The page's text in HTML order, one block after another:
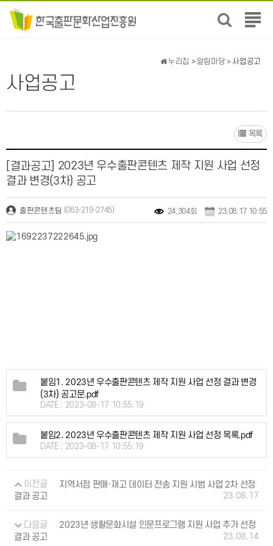
전
뉴
사업공고
누리집 > 알림마당 > 사업공고
목록
[결과공고]
2023년 우수출판콘텐츠 제작 지원 사업 선정
결과 변경(3차) 공고
출판콘텐츠팀 (063-219-2745) 24,304회 23.08.17 10:55
붙임1. 2023년 우수출판콘텐츠 제작 지원 사업 선정 결과 변경
(3차) 공고문.pdf
DATE : 2023-08-17 10:55:19
붙임2. 2023년 우수출판콘텐츠 제작 지원 사업 선정 목록.pdf
DATE : 2023-08-17 10:55:19
이전글
지역서점 판매·재고 데이터 전송 지원 시범 사업 2차 선정
결과 공고
23.08.17
다음글
2023년 생활문화시설 인문프로그램 지원 사업 추가 선정
결과 공고
23.08.14